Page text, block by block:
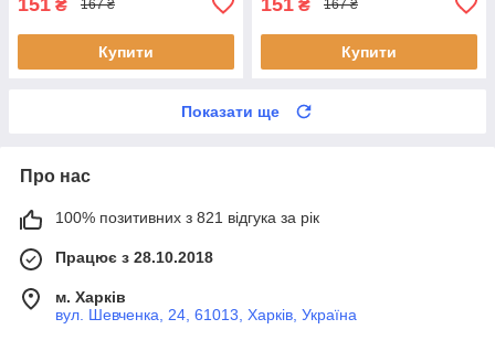
₴ 167 ₴
Купити
₴ 167 ₴
Купити
Показати ще
Про нас
100% позитивних з 821 відгука за рік
Працює з 28.10.2018
м. Харків
вул. Шевченка, 24, 61013, Харків, Україна